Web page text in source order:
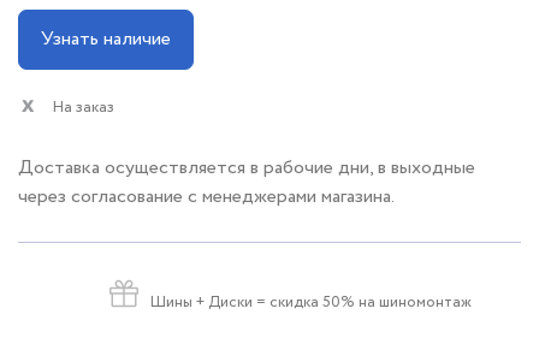
Узнать наличие
На заказ
Доставка осуществляется в рабочие дни, в выходные
через согласование с менеджерами магазина.
Шины + Диски = скидка 50% на шиномонтаж